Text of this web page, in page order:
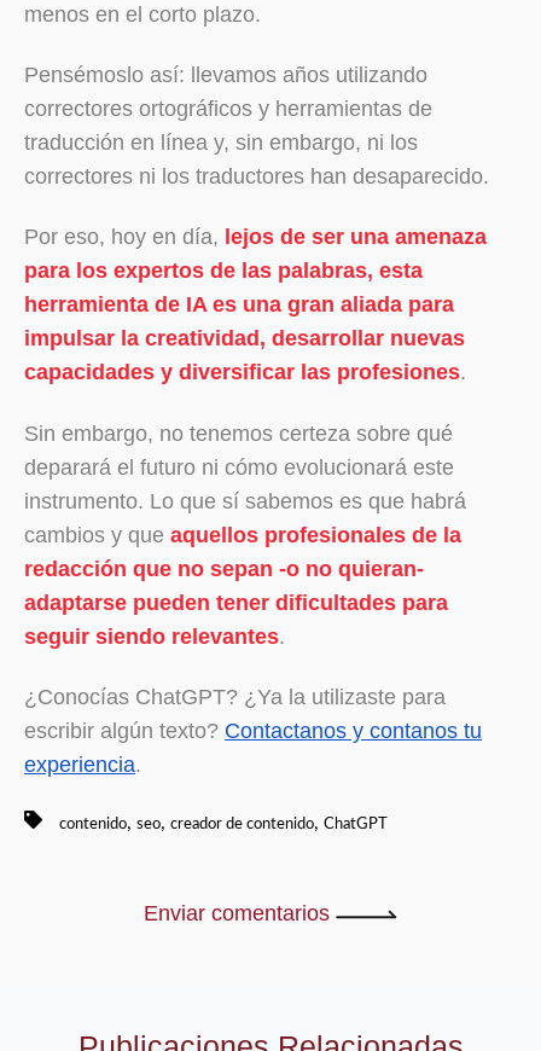
menos en el corto plazo.
Pensémoslo así: llevamos años utilizando
correctores ortográficos y herramientas de
traducción en línea y, sin embargo, ni los
correctores ni los traductores han desaparecido.
Por eso, hoy en día, lejos de ser una amenaza
para los expertos de las palabras, esta
herramienta de IA es una gran aliada para
impulsar la creatividad, desarrollar nuevas
capacidades y diversificar las profesiones.
Sin embargo, no tenemos certeza sobre qué
deparará el futuro ni cómo evolucionará este
instrumento. Lo que sí sabemos es que habrá
cambios y que aquellos profesionales de la
redacción que no sepan -o no quieran-
adaptarse pueden tener dificultades para
seguir siendo relevantes.
¿Conocías ChatGPT? ¿Ya la utilizaste para
escribir algún texto? Contactanos y contanos tu
experiencia.
contenido, seo, creador de contenido, ChatGPT
Enviar comentarios